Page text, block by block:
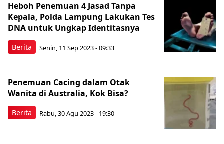
Berita
Heboh Penemuan 4 Jasad Tanpa
Kepala, Polda Lampung Lakukan Tes
DNA untuk Ungkap Identitasnya
Senin, 11 Sep 2023 - 09:33
Berita
Penemuan Cacing dalam Otak
Wanita di Australia, Kok Bisa?
Rabu, 30 Agu 2023 - 19:30